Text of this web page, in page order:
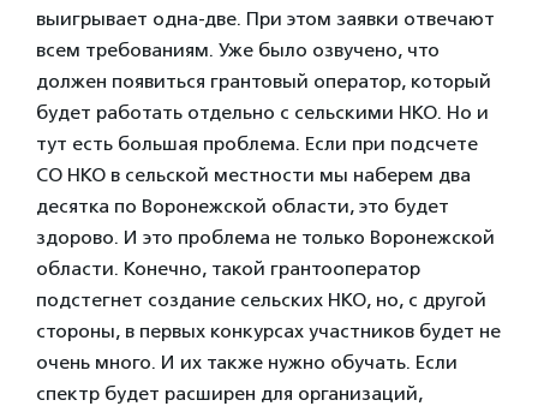
выигрывает одна-две. При этом заявки отвечают
всем требованиям. Уже было озвучено, что
должен появиться грантовый оператор, который
будет работать отдельно с сельскими НКО. Но и
тут есть большая проблема. Если при подсчете
СО НКО в сельской местности мы наберем два
десятка по Воронежской области, это будет
здорово. И это проблема не только Воронежской
области. Конечно, такой грантооператор
подстегнет создание сельских НКО, но, с другой
стороны, в первых конкурсах участников будет не
очень много. И их также нужно обучать. Если
спектр будет расширен для организаций,